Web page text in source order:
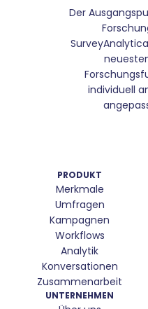
Der
individuell
PRODUKT
Merkmale
Umfragen
Kampagnen
Workflows
Analytik
Konversationen
Zusammenarbeit
UNTERNEHMEN